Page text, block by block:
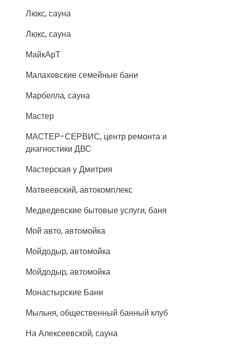
Люкс, сауна
Люкс, сауна
МайкАрТ
Малаховские семейные бани
Марбелла, сауна
Мастер
МАСТЕР-СЕРВИС, центр ремонта и
диагностики ДВС
Мастерская у Дмитрия
Матвеевский, автокомплекс
Медведевские бытовые услуги, баня
Мой авто, автомойка
Мойдодыр, автомойка
Мойдодыр, автомойка
Монастырские Бани
Мыльня, общественный банный клуб
На Алексеевской, сауна